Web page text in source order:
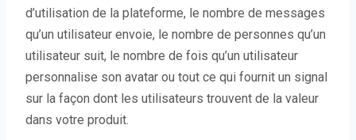
d’utilisation de la plateforme, le nombre de messages
qu’un utilisateur envoie, le nombre de personnes qu’un
utilisateur suit, le nombre de fois qu’un utilisateur
personnalise son avatar ou tout ce qui fournit un signal
sur la façon dont les utilisateurs trouvent de la valeur
dans votre produit.